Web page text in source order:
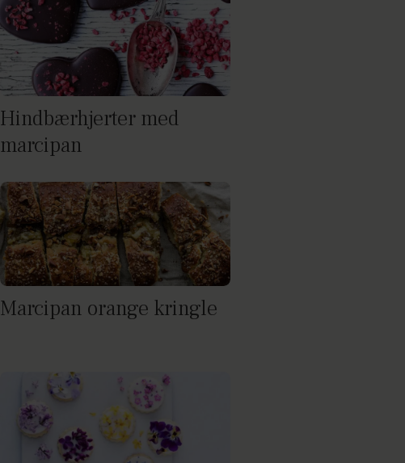
Hindbærhjerter med
marcipan
Marcipan orange kringle